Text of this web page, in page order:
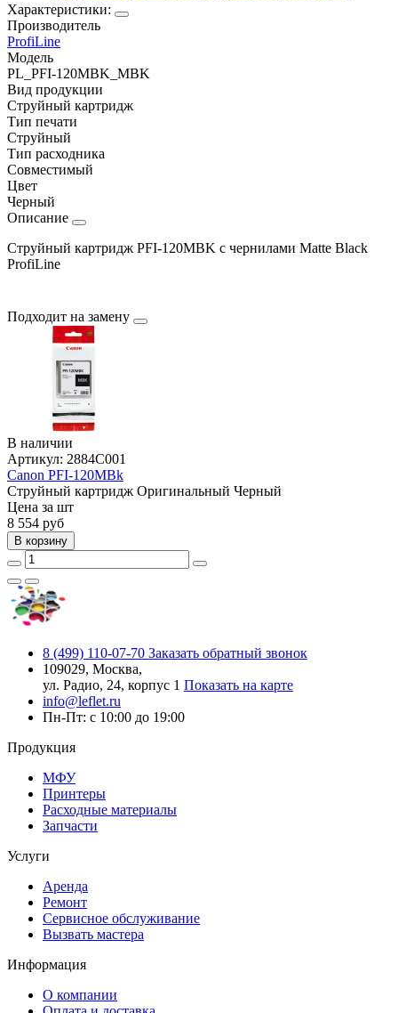
Характеристики:
Производитель
ProfiLine
Модель
PL_PFI-120MBK_MBK
Вид продукции
Струйный картридж
Тип печати
Струйный
Тип расходника
Совместимый
Цвет
Черный
Описание
Струйный картридж PFI-120MBK с чернилами Matte Black
ProfiLine
Подходит на замену
В наличии
Артикул: 2884C001
Canon PFI-120MBk
Струйный картридж Оригинальный Черный
Цена за шт
8 554 руб
В корзину
8 (499) 110-07-70 Заказать обратный звонок
109029, Москва,
ул. Радио, 24, корпус 1 Показать на карте
info@leflet.ru
Пн-Пт: с 10:00 до 19:00
Продукция
МФУ
Принтеры
Расходные материалы
Запчасти
Услуги
Аренда
Ремонт
Сервисное обслуживание
Вызвать мастера
Информация
О компании